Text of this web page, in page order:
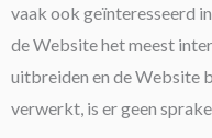
vaak ook geïnteresseerd
de Website het meest
uitbreiden en de Website
verwerkt, is er geen